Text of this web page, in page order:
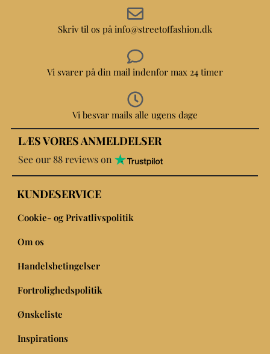
Skriv til os på info@streetoffashion.dk
Vi svarer på din mail indenfor max 24 timer
Vi besvar mails alle ugens dage
LÆS VORES ANMELDELSER
See our 88 reviews on
KUNDESERVICE
Cookie- og Privatlivspolitik
Om os
Handelsbetingelser
Fortrolighedspolitik
Ønskeliste
Inspirations